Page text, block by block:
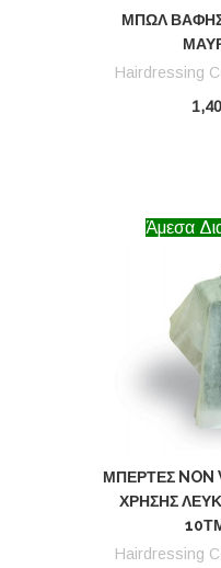
ΜΠΩΛ
Hairdressing
Άμεσα
ΜΠΈΡΤΕΣ NON
ΧΡΉΣΗΣ
Hairdressing